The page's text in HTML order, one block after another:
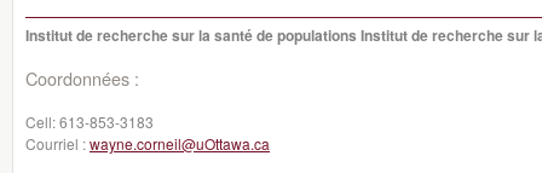
Institut de recherche sur la santé de populations Institut de recherche sur
Coordonnées :
Cell:613-853-3183
Courriel :wayne.corneil@uOttawa.ca